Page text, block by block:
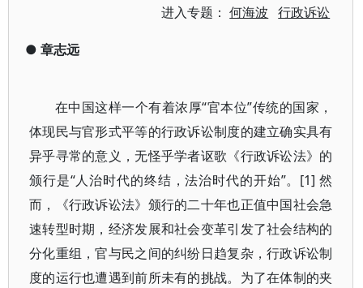
进入专题：何海波 行政诉讼
● 章志远
在中国这样一个有着浓厚“官本位”传统的国家，
体现民与官形式平等的行政诉讼制度的建立确实具有
异乎寻常的意义，无怪乎学者讴歌《行政诉讼法》的
颁行是“人治时代的终结，法治时代的开始”。[1] 然
而，《行政诉讼法》颁行的二十年也正值中国社会急
速转型时期，经济发展和社会变革引发了社会结构的
分化重组，官与民之间的纠纷日趋复杂，行政诉讼制
度的运行也遭遇到前所未有的挑战。为了在体制的夹